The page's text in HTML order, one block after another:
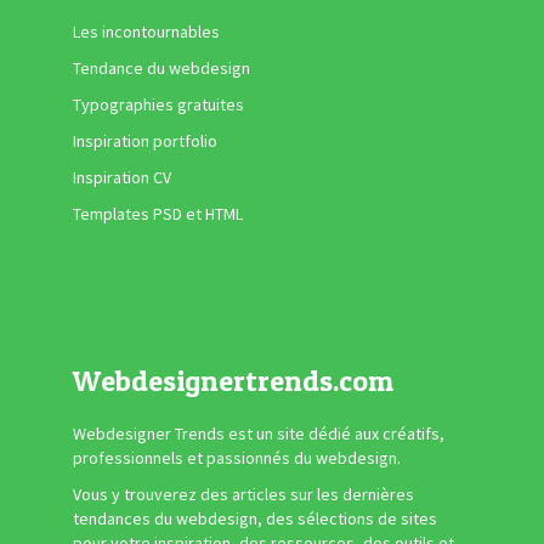
Les incontournables
Tendance du webdesign
Typographies gratuites
Inspiration portfolio
Inspiration CV
Templates PSD et HTML
Webdesignertrends.com
Webdesigner Trends est un site dédié aux créatifs,
professionnels et passionnés du webdesign.
Vous y trouverez des articles sur les dernières
tendances du webdesign, des sélections de sites